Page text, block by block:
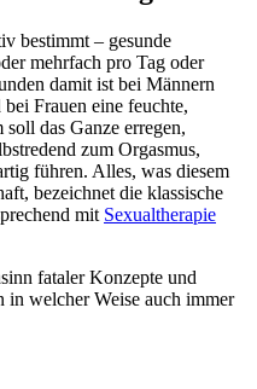
bestimmt – gesunde
mehrfach pro Tag oder
damit ist bei Männern
Frauen eine feuchte,
das Ganze erregen,
zum Orgasmus,
führen. Alles, was diesem
bezeichnet die klassische
mit Sexualtherapie
fataler Konzepte und
welcher Weise auch immer